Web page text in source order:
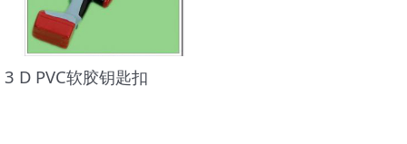
3 D PVC软胶钥匙扣